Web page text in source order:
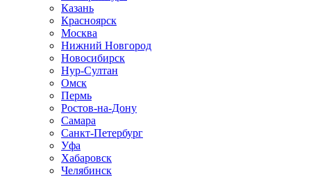
Казань
Красноярск
Москва
Нижний Новгород
Новосибирск
Нур-Султан
Омск
Пермь
Ростов-на-Дону
Самара
Санкт-Петербург
Уфа
Хабаровск
Челябинск